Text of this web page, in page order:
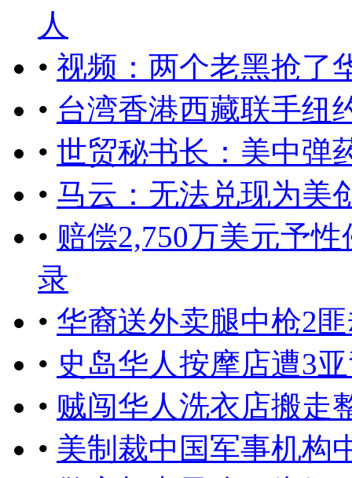
人
• 视频：两个老黑抢了
• 台湾香港西藏联手纽
• 世贸秘书长：美中弹
• 马云：无法兑现为美
• 赔偿2,750万美元予
录
• 华裔送外卖腿中枪2
• 史岛华人按摩店遭3
• 贼闯华人洗衣店搬走
• 美制裁中国军事机构